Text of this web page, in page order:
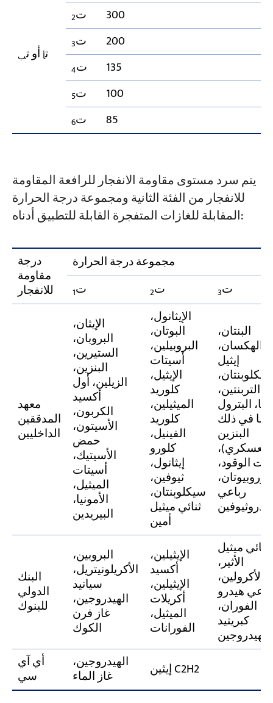
تأأو تب
ت2
300
ت3
200
ت4
135
ت5
100
ت6 85
يتم سرد مستوى مقاومة الانفجار للرافعة المقاومة
للانفجار من الفئة الثانية ومجموعة درجة الحرارة
المقابلة للغازات المتفجرة القابلة للتطبيق أدناه:
درجة
مقاومة
للانفجار
مجموعة درجة الحرارة
ت1 ت2 ت3
معهد
المدققين
الداخليين
الإيثان،
البروبان،
الستيرين،
البنزين،
الزيلين، أول
أكسيد
الكربون،
الأسيتون،
حمض
الأسيتيك،
أسيتات
الميثيل،
الأمونيا،
البيريدين
الإيثانول،
البوتان،
البروبيلين،
أسيتات
الإيثيل،
كلوريد
الميثيلين،
كلوريد
الفينيل،
كلورو
إيثانول،
ثيوفين،
سيكلوبنتان،
ثنائي ميثيل
أمين
البنتان،
الهكسان،
إيثيل
التربنتين،
البترول
(بما في ذلك
البنزين
العسكري)،
زيت الوقود،
رباعي
البنك
الدولي
للبنوك
البروبين،
الأكريلونيتريل،
سيانيد
الهيدروجين،
غاز فرن
الكوك
الإيثيلين،
أكسيد
الإيثيلين،
أكريلات
الميثيل،
الفورانات
ثنائي ميثيل
الأثير،
الأكرولين،
هيدرو
الفوران،
كبريتيد
الهيدروجين
أي آي
سي
الهيدروجين،
غاز الماء إيثين C2H2